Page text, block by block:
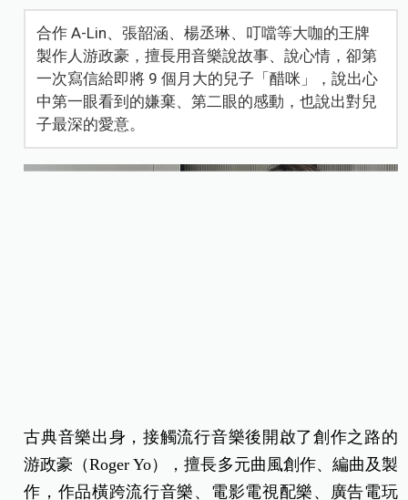
合作 A-Lin、張韶涵、楊丞琳、叮噹等大咖的王牌
製作人游政豪，擅長用音樂說故事、說心情，卻第
一次寫信給即將 9 個月大的兒子「醋咪」，說出心
中第一眼看到的嫌棄、第二眼的感動，也說出對兒
子最深的愛意。
古典音樂出身，接觸流行音樂後開啟了創作之路的
游政豪（Roger Yo），擅長多元曲風創作、編曲及製
作，作品橫跨流行音樂、電影電視配樂、廣告電玩